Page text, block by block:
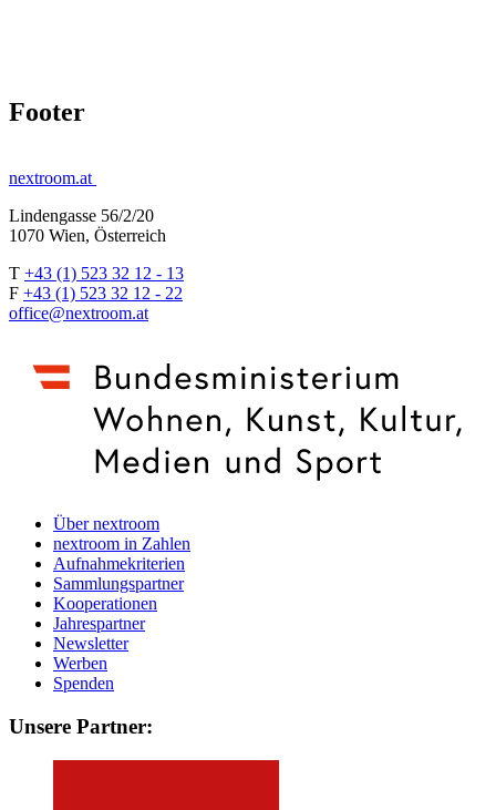
Footer
nextroom.at
Lindengasse 56/2/20
1070 Wien, Österreich
T +43 (1) 523 32 12 - 13
F +43 (1) 523 32 12 - 22
office@nextroom.at
Über nextroom
nextroom in Zahlen
Aufnahmekriterien
Sammlungspartner
Kooperationen
Jahrespartner
Newsletter
Werben
Spenden
Unsere Partner: